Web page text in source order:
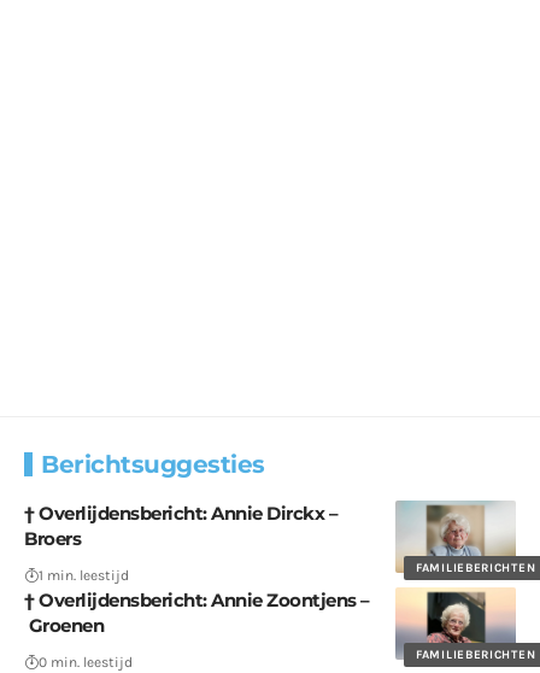
Berichtsuggesties
FAMILIEBERICHTEN
† Overlijdensbericht: Annie Dirckx –
Broers
1 min. leestijd
FAMILIEBERICHTEN
† Overlijdensbericht: Annie Zoontjens –
Groenen
0 min. leestijd